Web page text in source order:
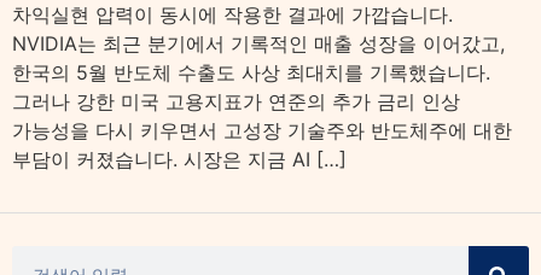
차익실현 압력이 동시에 작용한 결과에 가깝습니다.
NVIDIA는 최근 분기에서 기록적인 매출 성장을 이어갔고,
한국의 5월 반도체 수출도 사상 최대치를 기록했습니다.
그러나 강한 미국 고용지표가 연준의 추가 금리 인상
가능성을 다시 키우면서 고성장 기술주와 반도체주에 대한
부담이 커졌습니다. 시장은 지금 AI […]